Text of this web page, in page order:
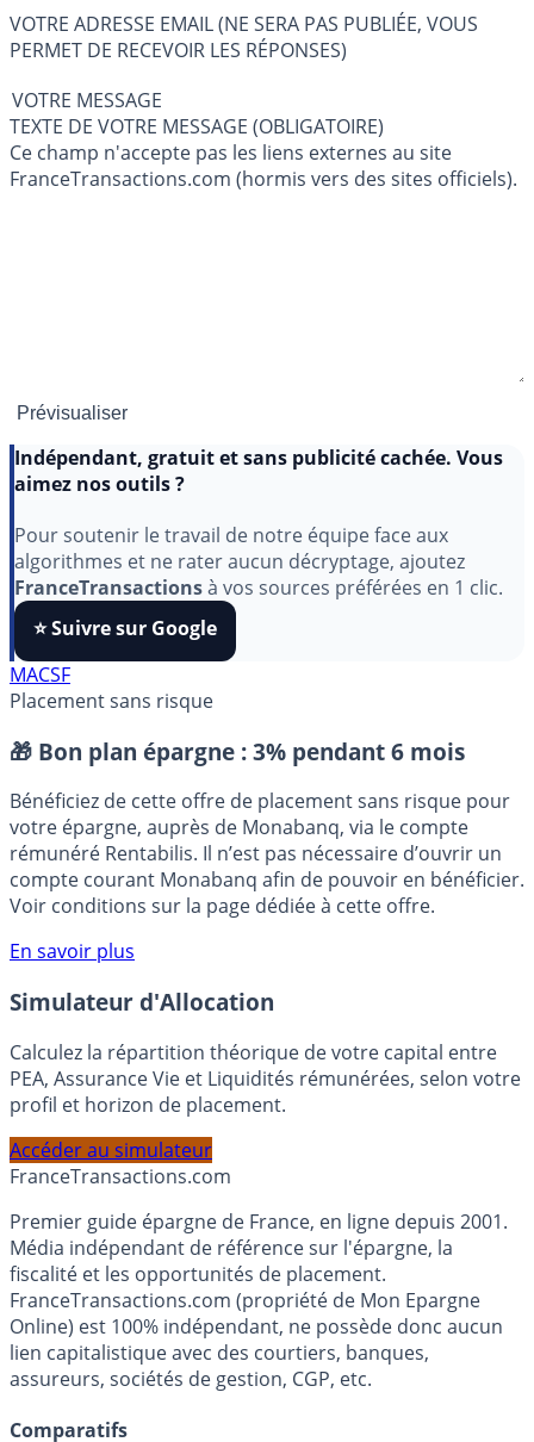
VOTRE ADRESSE EMAIL (NE SERA PAS PUBLIÉE, VOUS
PERMET DE RECEVOIR LES RÉPONSES)
VOTRE MESSAGE
TEXTE DE VOTRE MESSAGE (OBLIGATOIRE)
Ce champ n'accepte pas les liens externes au site
FranceTransactions.com (hormis vers des sites officiels).
Indépendant, gratuit et sans publicité cachée. Vous
Pour soutenir le travail de notre équipe face aux
algorithmes et ne rater aucun décryptage, ajoutez
FranceTransactionsà vos sources préférées en 1 clic.
⭐️ Suivre sur Google
MACSF
Placement sans risque
🎁 Bon plan épargne : 3% pendant 6 mois
Bénéficiez de cette offre de placement sans risque pour
votre épargne, auprès de Monabanq, via le compte
rémunéré Rentabilis. Il n’est pas nécessaire d’ouvrir un
compte courant Monabanq afin de pouvoir en bénéficier.
Voir conditions sur la page dédiée à cette offre.
En savoir plus
Simulateur d'Allocation
Calculez la répartition théorique de votre capital entre
PEA, Assurance Vie et Liquidités rémunérées, selon votre
profil et horizon de placement.
Accéder au simulateur
FranceTransactions.com
Premier guide épargne de France, en ligne depuis 2001.
Média indépendant de référence sur l'épargne, la
fiscalité et les opportunités de placement.
FranceTransactions.com (propriété de Mon Epargne
Online) est 100% indépendant, ne possède donc aucun
lien capitalistique avec des courtiers, banques,